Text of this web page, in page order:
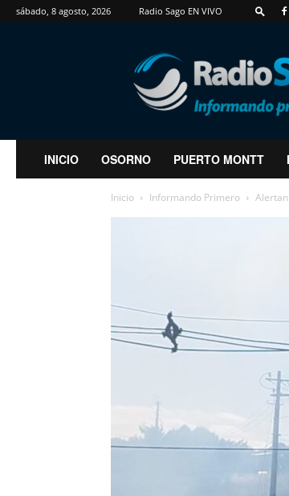
sábado, 8 agosto, 2026 Radio Sago EN VIVO
RadioSago
INICIO OSORNO PUERTO MONTT
Inicio Informando Primero